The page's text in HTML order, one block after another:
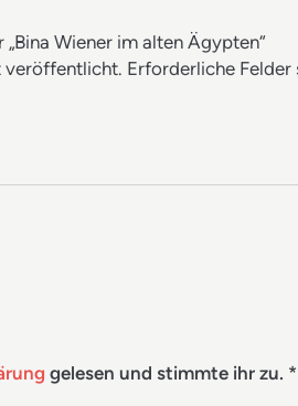
Wiener im alten Ägypten“
veröffentlicht. Erforderliche Felder
gelesen und stimmte ihr zu. *